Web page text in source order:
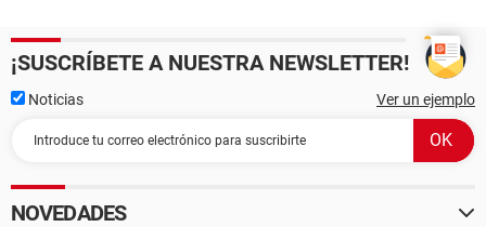
¡SUSCRÍBETE A NUESTRA NEWSLETTER!
Noticias Ver un ejemplo
NOVEDADES